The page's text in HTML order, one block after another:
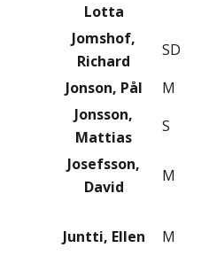
Lotta
Jomshof,
Richard
SD
Jonson, Pål
M
Jonsson,
Mattias
S
Josefsson,
David
M
Juntti, Ellen M